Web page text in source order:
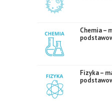
Chemia –
Fizyka –